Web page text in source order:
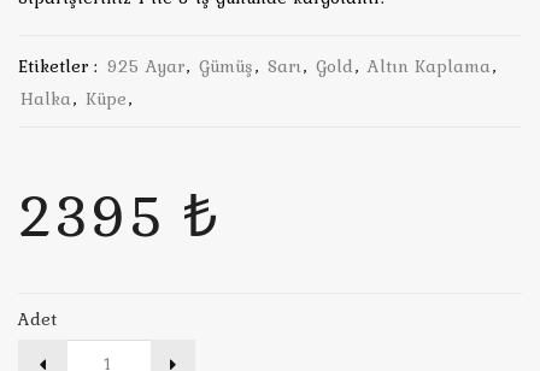
Etiketler : 925 Ayar, Gümüş, Sarı, Gold, Altın Kaplama,
Halka, Küpe,
2395 ₺
Adet